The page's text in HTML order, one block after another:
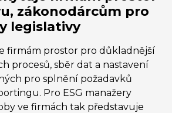
zákonodárcům pro
legislativy
firmám prostor pro důkladnější
procesů, sběr dat a nastavení
pro splnění požadavků
Pro ESG manažery
ve firmách tak představuje